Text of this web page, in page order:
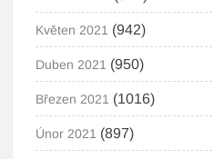
Květen 2021 (942)
Duben 2021 (950)
Březen 2021 (1016)
Únor 2021 (897)